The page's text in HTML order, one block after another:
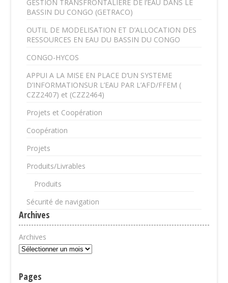
GESTION TRANSFRONTALIERE DE l’EAU DANS LE
BASSIN DU CONGO (GETRACO)
OUTIL DE MODELISATION ET D’ALLOCATION DES
RESSOURCES EN EAU DU BASSIN DU CONGO
CONGO-HYCOS
APPUI A LA MISE EN PLACE D’UN SYSTEME
D’INFORMATIONSUR L’EAU PAR L’AFD/FFEM (
CZZ2407) et (CZZ2464)
Projets et Coopération
Coopération
Projets
Produits/Livrables
Produits
Sécurité de navigation
Archives
Archives
Pages